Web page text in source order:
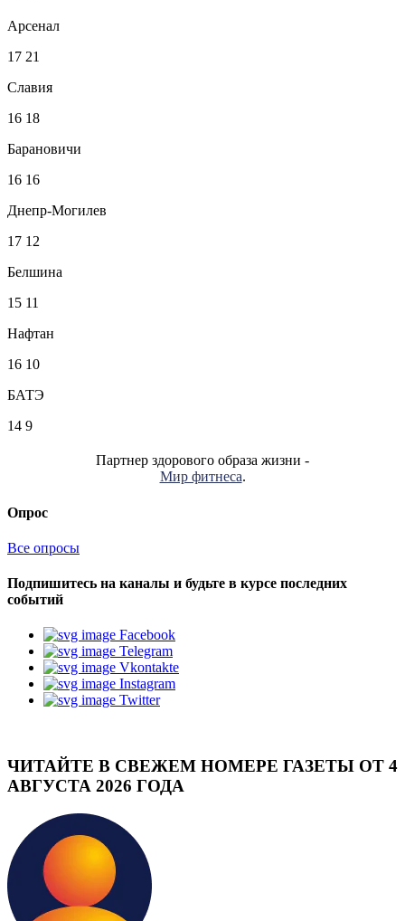
Арсенал
17 21
Славия
16 18
Барановичи
16 16
Днепр-Могилев
17 12
Белшина
15 11
Нафтан
16 10
БАТЭ
14 9
Партнер здорового образа жизни -
Мир фитнеса.
Опрос
Все опросы
Подпишитесь на каналы и будьте в курсе последних
событий
Facebook
Telegram
Vkontakte
Instagram
Twitter
ЧИТАЙТЕ В СВЕЖЕМ НОМЕРЕ ГАЗЕТЫ ОТ 4
АВГУСТА 2026 ГОДА